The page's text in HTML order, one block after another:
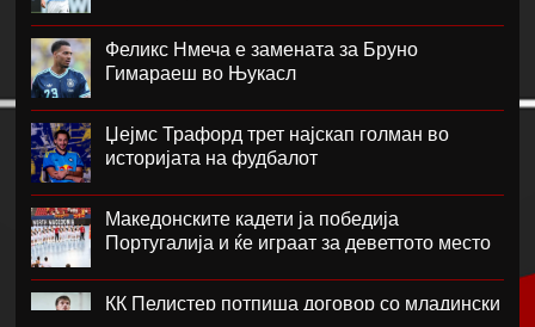
Феликс Нмеча е замената за Бруно
Гимараеш во Њукасл
Џејмс Трафорд трет најскап голман во
историјата на фудбалот
Македонските кадети ја победија
Португалија и ќе играат за деветтото место
КК Пелистер потпиша договор со младински